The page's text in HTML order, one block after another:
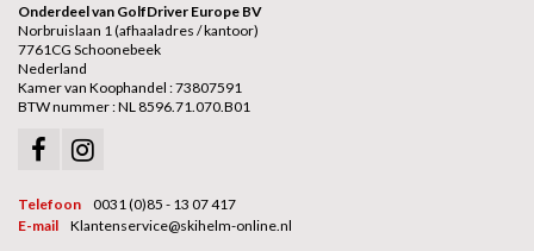
Onderdeel van GolfDriver Europe BV
Norbruislaan 1 (afhaaladres / kantoor)
7761CG Schoonebeek
Nederland
Kamer van Koophandel : 73807591
BTW nummer : NL 8596.71.070.B01
Telefoon
0031 (0)85 - 13 07 417
E-mail
Klantenservice@skihelm-online.nl